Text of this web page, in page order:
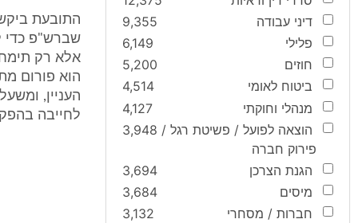
דיני עבודה
9,355
פלילי
6,149
חוזים
5,200
ביטוח לאומי
4,514
מנהלי וחוקתי
4,127
הוצאה לפועל / פשיטת רגל /
פירוק חברה
3,948
הגנת הצרכן
3,694
מיסים
3,684
חברות / מסחרי
3,132
התובעת
שברש"פ כדי
אלא רק
הוא פורום
העניין,
לחייבה